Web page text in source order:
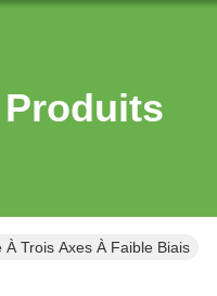
Trois Axes À Faible Biais